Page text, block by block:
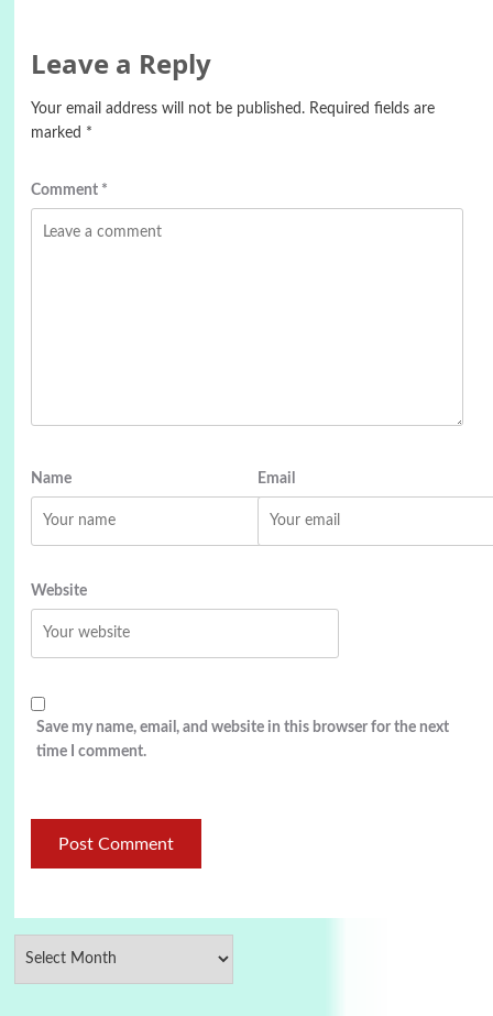
Leave a Reply
Your email address will not be published. Required fields are
marked *
Comment *
Name Email
Website
Save my name, email, and website in this browser for the next
time I comment.